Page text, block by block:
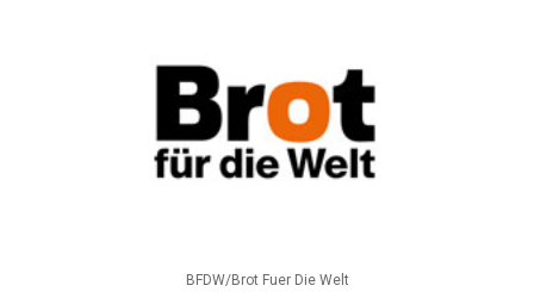
BFDW/Brot Fuer Die Welt